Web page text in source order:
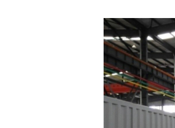
超磁力是重力的数百倍，因此超磁分离水处理技术因其